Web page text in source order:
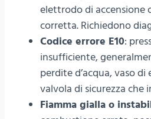
elettrodo di accensione
corretta. Richiedono
Codice errore E10:
insufficiente,
perdite d’acqua, vaso di
valvola di sicurezza che
Fiamma gialla o